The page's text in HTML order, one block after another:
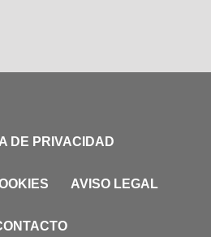
DE PRIVACIDAD
AVISO LEGAL